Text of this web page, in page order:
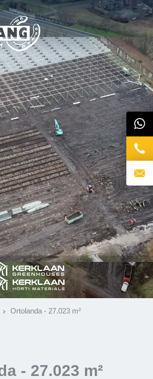
Ortolanda - 27.023 m²
- 27.023 m²